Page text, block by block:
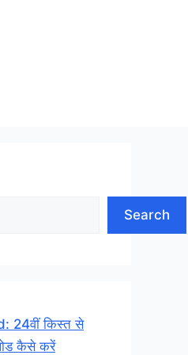
Search
24वीं किस्त से
कैसे करें